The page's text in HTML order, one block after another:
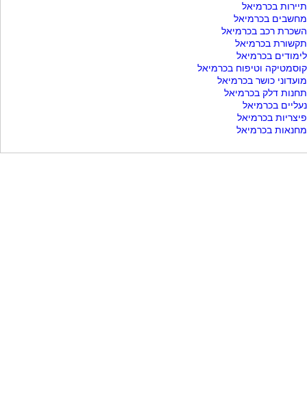
תיירות בכרמיאל
מחשבים בכרמיאל
השכרת רכב בכרמיאל
תקשורת בכרמיאל
לימודים בכרמיאל
קוסמטיקה וטיפוח בכרמיאל
מועדוני כושר בכרמיאל
תחנות דלק בכרמיאל
נעליים בכרמיאל
פיצריות בכרמיאל
מחנאות בכרמיאל